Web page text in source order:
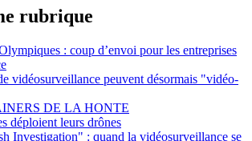
rubrique
: coup d’envoi pour les entreprises
vidéosurveillance peuvent désormais "vidéo-
DE LA HONTE
déploient leurs drônes
Investigation" : quand la vidéosurveillance se